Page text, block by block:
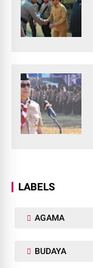
LABELS
AGAMA
BUDAYA